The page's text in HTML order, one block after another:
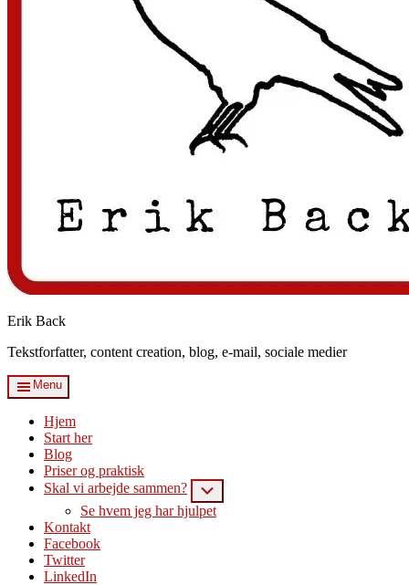
Erik Back
Tekstforfatter, content creation, blog, e-mail, sociale medier
Menu
Hjem
Start her
Blog
Priser og praktisk
Skal vi arbejde sammen?
Se hvem jeg har hjulpet
Kontakt
Facebook
Twitter
LinkedIn